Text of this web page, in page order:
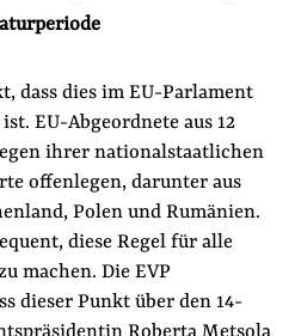
dass dies im EU-Parlament
EU-Abgeordnete aus 12
ihrer nationalstaatlichen
offenlegen, darunter aus
Polen und Rumänien.
diese Regel für alle
machen. Die EVP
dieser Punkt über den 14-